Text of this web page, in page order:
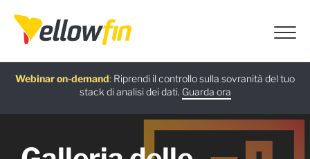
Webinar on-demand: Riprendi il controllo sulla sovranità del tuo
stack di analisi dei dati. Guarda ora
Ultima versione
Scopri di più
Guida gratuita:
Scarica ora
Assistenti chatbot IA:
Prova ora